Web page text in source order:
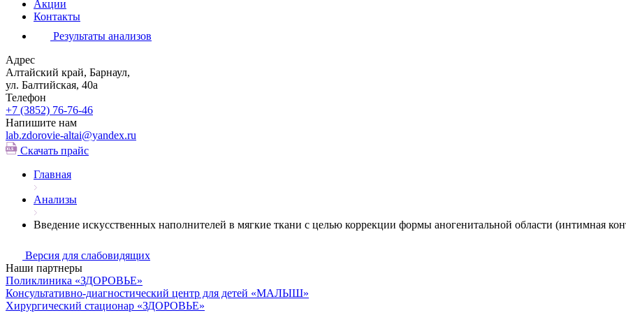
Акции
Контакты
Результаты анализов
Адрес
Алтайский край, Барнаул,
ул. Балтийская, 40а
Телефон
+7 (3852) 76-76-46
Напишите нам
lab.zdorovie-altai@yandex.ru
Скачать прайс
Главная
Анализы
Введение искусственных наполнителей в мягкие ткани с целью коррекции формы аногенитальной области (интимная
Версия для слабовидящих
Наши партнеры
Поликлиника «ЗДОРОВЬЕ»
Консультативно-диагностический центр для детей «МАЛЫШ»
Хирургический стационар «ЗДОРОВЬЕ»